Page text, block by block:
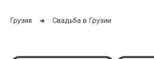
Грузия Свадьба в Грузии